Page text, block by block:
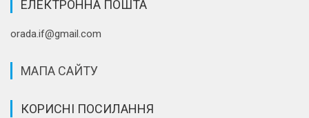
ЕЛЕКТРОННА ПОШТА
orada.if@gmail.com
МАПА САЙТУ
КОРИСНІ ПОСИЛАННЯ